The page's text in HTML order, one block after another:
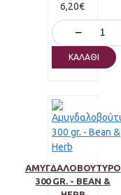
6,20€
−
ΚΑΛΆΘΙ
ΑΜΥΓΔΑΛΟΒΟΎΤΥΡΟ
300 GR. - BEAN &